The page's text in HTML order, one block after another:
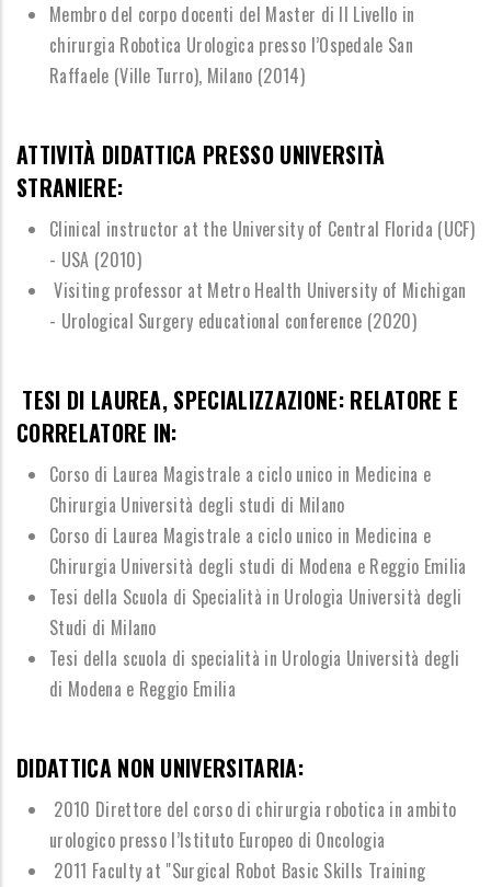
Membro del corpo docenti del Master di II Livello in
chirurgia Robotica Urologica presso l’Ospedale San
Raffaele (Ville Turro), Milano (2014)
ATTIVITÀ DIDATTICA PRESSO UNIVERSITÀ
STRANIERE:
Clinical instructor at the University of Central Florida (UCF)
- USA (2010)
Visiting professor at Metro Health University of Michigan
- Urological Surgery educational conference (2020)
TESI DI LAUREA, SPECIALIZZAZIONE: RELATORE E
CORRELATORE IN:
Corso di Laurea Magistrale a ciclo unico in Medicina e
Chirurgia Università degli studi di Milano
Corso di Laurea Magistrale a ciclo unico in Medicina e
Chirurgia Università degli studi di Modena e Reggio Emilia
Tesi della Scuola di Specialità in Urologia Università degli
Studi di Milano
Tesi della scuola di specialità in Urologia Università degli
di Modena e Reggio Emilia
DIDATTICA NON UNIVERSITARIA:
2010 Direttore del corso di chirurgia robotica in ambito
urologico presso l’Istituto Europeo di Oncologia
2011 Faculty at "Surgical Robot Basic Skills Training